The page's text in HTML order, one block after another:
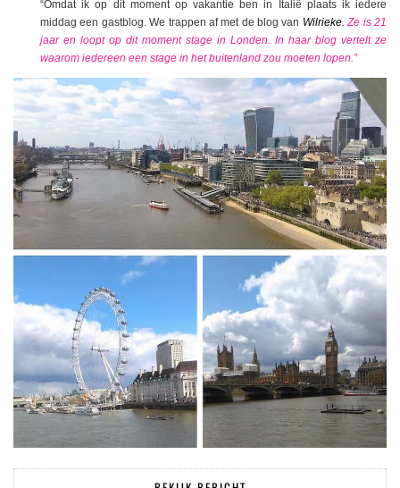
“Omdat ik op dit moment op vakantie ben in Italië plaats ik iedere
middag een gastblog. We trappen af met de blog van Wilrieke. Ze is 21
jaar en loopt op dit moment stage in Londen. In haar blog vertelt ze
waarom iedereen een stage in het buitenland zou moeten lopen.”